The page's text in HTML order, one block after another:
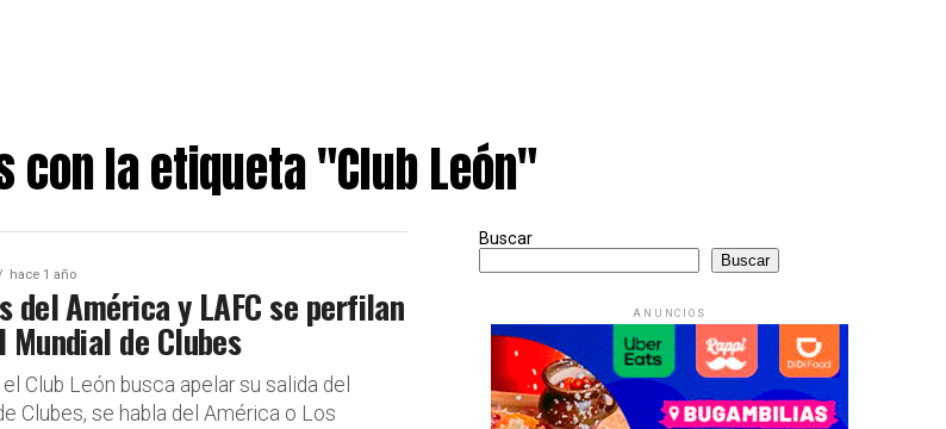
con la etiqueta "Club León"
hace 1 año
del América y LAFC se perfilan
Mundial de Clubes
Club León busca apelar su salida del
Clubes, se habla del América o Los
Buscar
Buscar
ANUNCIOS